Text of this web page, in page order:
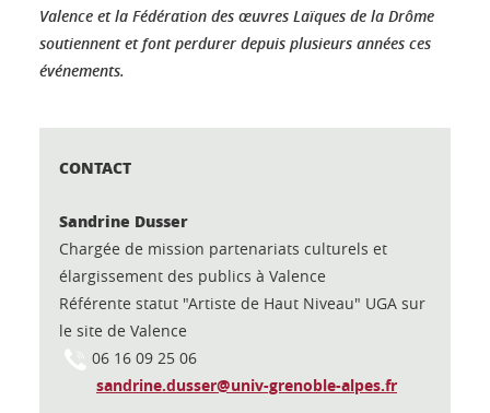
Valence et la Fédération des œuvres Laïques de la Drôme
soutiennent et font perdurer depuis plusieurs années ces
événements.
CONTACT
Sandrine Dusser
Chargée de mission partenariats culturels et
élargissement des publics à Valence
Référente statut "Artiste de Haut Niveau" UGA sur
le site de Valence
06 16 09 25 06
sandrine.dusser@univ-grenoble-alpes.fr